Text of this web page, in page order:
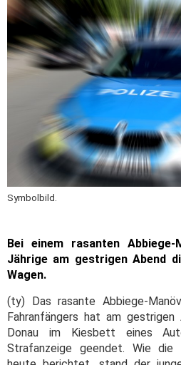
Symbolbild.
Bei einem rasanten
Jährige am gestrigen Abend
Wagen.
(ty) Das rasante Abbiege-
Fahranfängers hat am
Donau im Kiesbett eines
Strafanzeige geendet. Wie die